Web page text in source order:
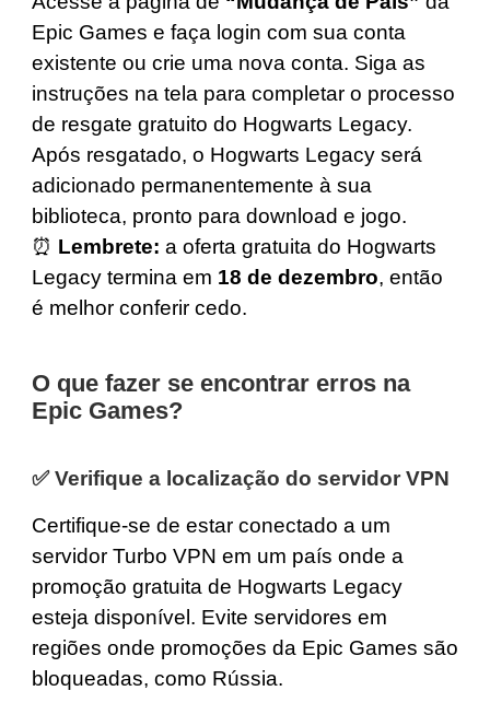
Epic Games e faça login com sua conta
existente ou crie uma nova conta. Siga as
instruções na tela para completar o processo
de resgate gratuito do Hogwarts Legacy.
Após resgatado, o Hogwarts Legacy será
adicionado permanentemente à sua
biblioteca, pronto para download e jogo.
⏰ Lembrete: a oferta gratuita do Hogwarts
Legacy termina em 18 de dezembro, então
é melhor conferir cedo.
O que fazer se encontrar erros na
Epic Games?
✅ Verifique a localização do servidor VPN
Certifique-se de estar conectado a um
servidor Turbo VPN em um país onde a
promoção gratuita de Hogwarts Legacy
esteja disponível. Evite servidores em
regiões onde promoções da Epic Games são
bloqueadas, como Rússia.